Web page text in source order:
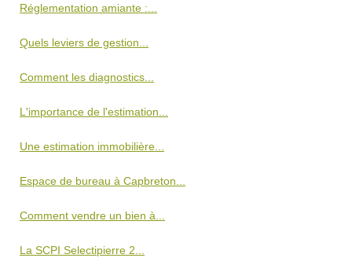
Réglementation amiante :...
Quels leviers de gestion...
Comment les diagnostics...
L'importance de l'estimation...
Une estimation immobilière...
Espace de bureau à Capbreton...
Comment vendre un bien à...
La SCPI Selectipierre 2...